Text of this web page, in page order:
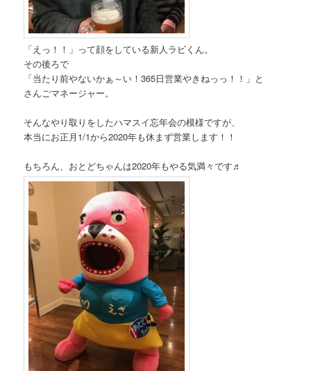
「えっ！！」って顔をしている新人ラビくん。
その後ろで
「当たり前やないかぁ～い！365日営業やきねっっ！！」と
さんごマネージャー。
そんなやり取りをしたハマスイ忘年会の模様ですが、
本当にお正月1/1から2020年も休まず営業します！！
もちろん、おとどちゃんは2020年もやる気満々です♬